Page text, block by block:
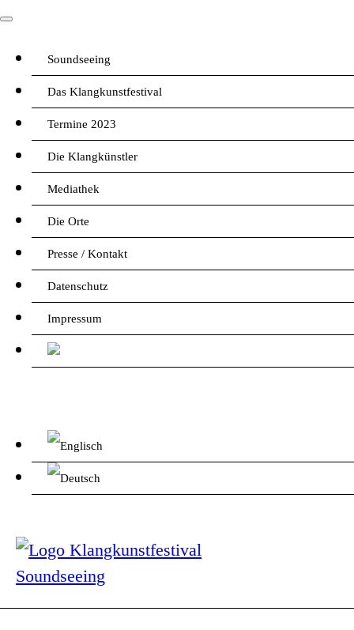
Soundseeing
Das Klangkunstfestival
Termine 2023
Die Klangkünstler
Mediathek
Die Orte
Presse / Kontakt
Datenschutz
Impressum